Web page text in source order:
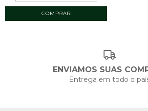
COMPRAR
ENVIAMOS SUAS
Entrega em todo o